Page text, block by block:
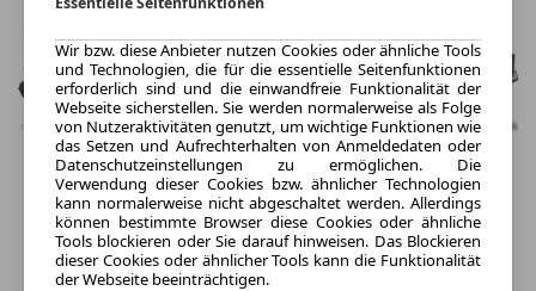
Wir bzw. diese Anbieter nutzen Cookies oder ähnliche Tools
und Technologien, die für die essentielle Seitenfunktionen
erforderlich sind und die einwandfreie Funktionalität der
Webseite sicherstellen. Sie werden normalerweise als Folge
von Nutzeraktivitäten genutzt, um wichtige Funktionen wie
das Setzen und Aufrechterhalten von Anmeldedaten oder
Datenschutzeinstellungen zu ermöglichen. Die
Verwendung dieser Cookies bzw. ähnlicher Technologien
kann normalerweise nicht abgeschaltet werden. Allerdings
können bestimmte Browser diese Cookies oder ähnliche
Tools blockieren oder Sie darauf hinweisen. Das Blockieren
dieser Cookies oder ähnlicher Tools kann die Funktionalität
der Webseite beeinträchtigen.